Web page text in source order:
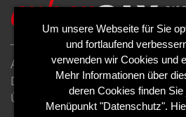
AGB
Impressum
Datenschutzerklärung
Cookies
Über uns
Kontakt
Mediadaten
Um unsere Webseite für Sie
und fortlaufend
verwenden wir Cookies und
Mehr Informationen über
deren Cookies finden Sie
Menüpunkt "Datenschutz".